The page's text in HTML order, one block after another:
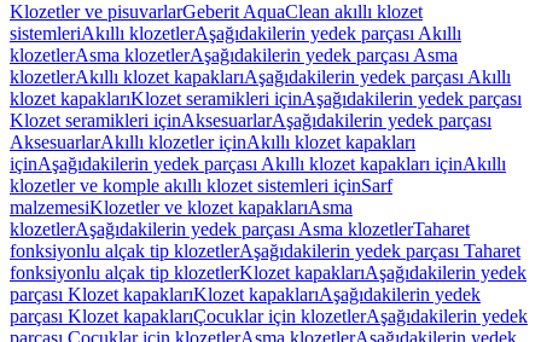
Klozetler ve pisuvarlarGeberit AquaClean akıllı klozet
sistemleriAkıllı klozetlerAşağıdakilerin yedek parçası Akıllı
klozetlerAsma klozetlerAşağıdakilerin yedek parçası Asma
klozetlerAkıllı klozet kapaklarıAşağıdakilerin yedek parçası Akıllı
klozet kapaklarıKlozet seramikleri içinAşağıdakilerin yedek parçası
Klozet seramikleri içinAksesuarlarAşağıdakilerin yedek parçası
AksesuarlarAkıllı klozetler içinAkıllı klozet kapakları
içinAşağıdakilerin yedek parçası Akıllı klozet kapakları içinAkıllı
klozetler ve komple akıllı klozet sistemleri içinSarf
malzemesiKlozetler ve klozet kapaklarıAsma
klozetlerAşağıdakilerin yedek parçası Asma klozetlerTaharet
fonksiyonlu alçak tip klozetlerAşağıdakilerin yedek parçası Taharet
fonksiyonlu alçak tip klozetlerKlozet kapaklarıAşağıdakilerin yedek
parçası Klozet kapaklarıKlozet kapaklarıAşağıdakilerin yedek
parçası Klozet kapaklarıÇocuklar için klozetlerAşağıdakilerin yedek
parçası Çocuklar için klozetlerAsma klozetlerAşağıdakilerin yedek